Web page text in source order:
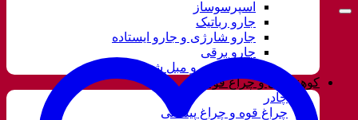
اسپرسوساز
جارو رباتیک
جارو شارژی و جارو ایستاده
جارو برقی
فرش شور و مبل شور
کوهنوردی و چراغ قوه
چادر
چراغ قوه و چراغ پیشانی